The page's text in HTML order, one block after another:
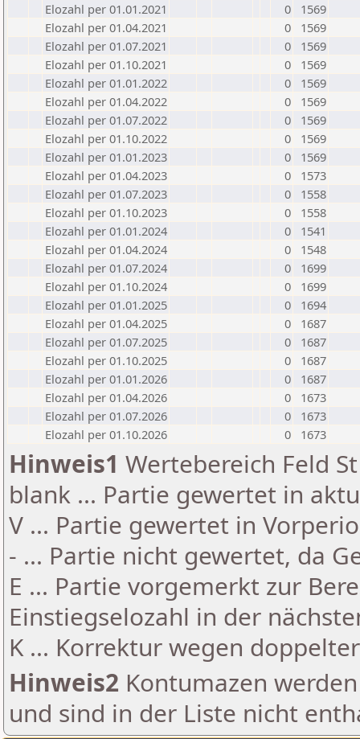
Elozahl per 01.01.2021
0
1569
Elozahl per 01.04.2021
0
1569
Elozahl per 01.07.2021
0
1569
Elozahl per 01.10.2021
0
1569
Elozahl per 01.01.2022
0
1569
Elozahl per 01.04.2022
0
1569
Elozahl per 01.07.2022
0
1569
Elozahl per 01.10.2022
0
1569
Elozahl per 01.01.2023
0
1569
Elozahl per 01.04.2023
0
1573
Elozahl per 01.07.2023
0
1558
Elozahl per 01.10.2023
0
1558
Elozahl per 01.01.2024
0
1541
Elozahl per 01.04.2024
0
1548
Elozahl per 01.07.2024
0
1699
Elozahl per 01.10.2024
0
1699
Elozahl per 01.01.2025
0
1694
Elozahl per 01.04.2025
0
1687
Elozahl per 01.07.2025
0
1687
Elozahl per 01.10.2025
0
1687
Elozahl per 01.01.2026
0
1687
Elozahl per 01.04.2026
0
1673
Elozahl per 01.07.2026
0
1673
Elozahl per 01.10.2026
0 1673
Hinweis1 Wertebereich Feld
blank ... Partie gewertet in
V ... Partie gewertet in
- ... Partie nicht gewertet, da
E ... Partie vorgemerkt zur
Einstiegselozahl in der
K ... Korrektur wegen
Hinweis2 Kontumazen
und sind in der Liste nicht